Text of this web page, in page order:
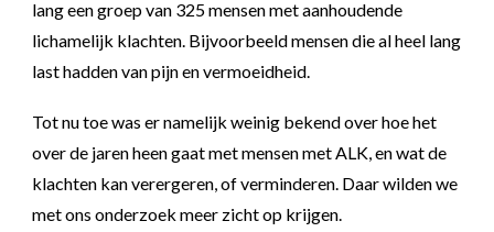
lang een groep van 325 mensen met aanhoudende
lichamelijk klachten. Bijvoorbeeld mensen die al heel lang
last hadden van pijn en vermoeidheid.
Tot nu toe was er namelijk weinig bekend over hoe het
over de jaren heen gaat met mensen met ALK, en wat de
klachten kan verergeren, of verminderen. Daar wilden we
met ons onderzoek meer zicht op krijgen.